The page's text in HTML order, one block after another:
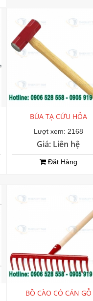
BÚA TẠ CỨU HỎA
Lượt xem: 2168
Giá: Liên hệ
Đặt Hàng
BỒ CÀO CÓ CÁN GỖ